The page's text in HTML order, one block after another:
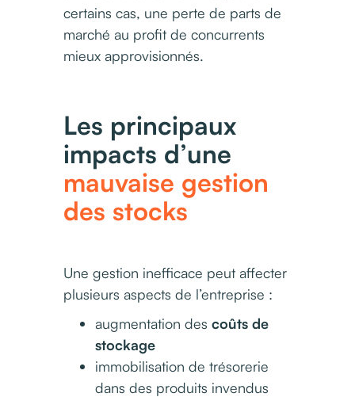
certains cas, une perte de parts de
marché au profit de concurrents
mieux approvisionnés.
Les principaux
impacts d’une
mauvaise gestion
des stocks
Une gestion inefficace peut affecter
plusieurs aspects de l’entreprise :
augmentation des coûts de
stockage
immobilisation de trésorerie
dans des produits invendus